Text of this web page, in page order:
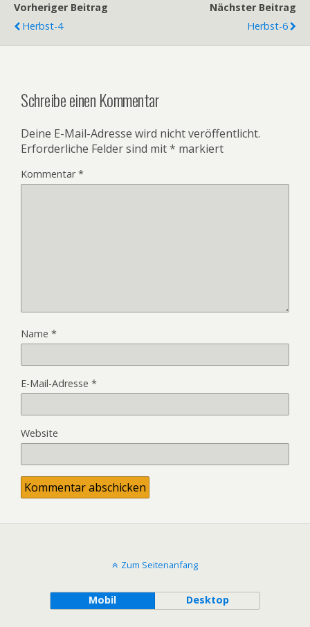
Vorheriger Beitrag
Herbst-4
Nächster Beitrag
Herbst-6
Schreibe einen Kommentar
Deine E-Mail-Adresse wird nicht veröffentlicht.
Erforderliche Felder sind mit* markiert
Kommentar*
Name *
E-Mail-Adresse *
Website
Zum Seitenanfang
Mobil Desktop